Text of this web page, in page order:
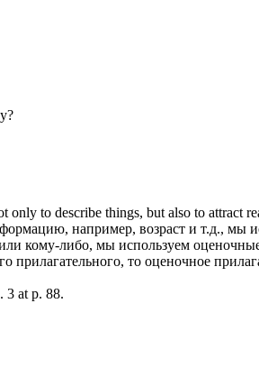
only to describe things, but also to attract
например, возраст и т.д., мы
кому-либо, мы используем
то оценочное
3 at p. 88.